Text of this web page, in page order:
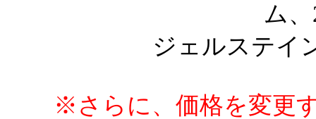
ム、
ジェルステイ
※さらに、価格を変更